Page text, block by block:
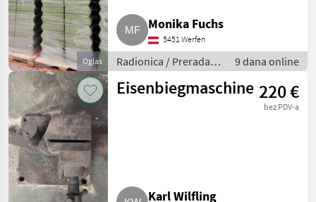
Oglas
Monika Fuchs
5451 Werfen
Radionica / Prerada
metala
9 dana online
Eisenbiegmaschine 220 €
bez PDV-a
Karl Wilfling